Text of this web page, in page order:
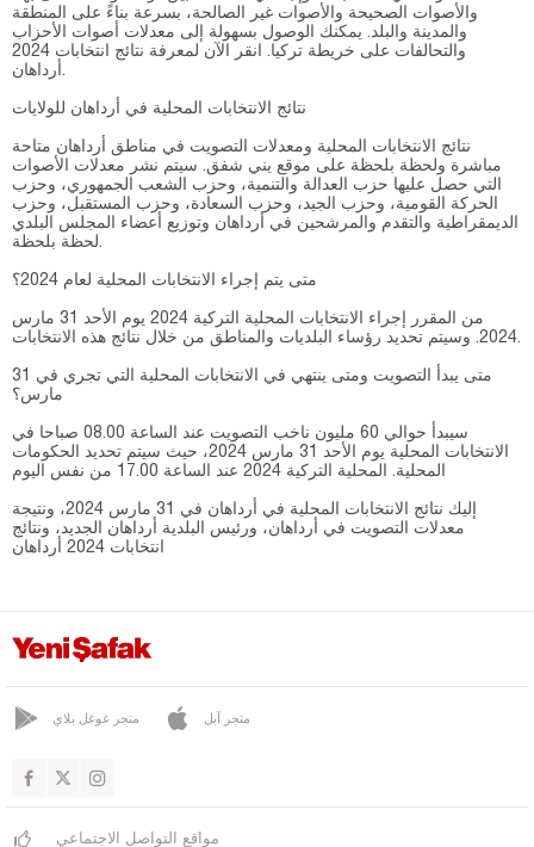
والأصوات الصحيحة والأصوات غير الصالحة، بسرعة بناءً على المنطقة
والمدينة والبلد. يمكنك الوصول بسهولة إلى معدلات أصوات الأحزاب
والتحالفات على خريطة تركيا. انقر الآن لمعرفة نتائج انتخابات 2024
نتائج الانتخابات المحلية في أرداهان للولايات
نتائج الانتخابات المحلية ومعدلات التصويت في مناطق أرداهان متاحة
مباشرة ولحظة بلحظة على موقع يني شفق. سيتم نشر معدلات الأصوات
التي حصل عليها حزب العدالة والتنمية، وحزب الشعب الجمهوري، وحزب
الحركة القومية، وحزب الجيد، وحزب السعادة، وحزب المستقبل، وحزب
الديمقراطية والتقدم والمرشحين في أرداهان وتوزيع أعضاء المجلس البلدي
متى يتم إجراء الانتخابات المحلية لعام 2024؟
من المقرر إجراء الانتخابات المحلية التركية 2024 يوم الأحد 31 مارس
متى يبدأ التصويت ومتى ينتهي في الانتخابات المحلية التي تجري في 31
مارس؟
سيبدأ حوالي 60 مليون ناخب التصويت عند الساعة 08.00 صباحا في
الانتخابات المحلية يوم الأحد 31 مارس 2024، حيث سيتم تحديد الحكومات
المحلية. المحلية التركية 2024 عند الساعة 17.00 من نفس اليوم
إليك نتائج الانتخابات المحلية في أرداهان في 31 مارس 2024، ونتيجة
معدلات التصويت في أرداهان، ورئيس البلدية أرداهان الجديد، ونتائج
انتخابات 2024 أرداهان
متجر غوغل بلاي متجر آبل
مواقع التواصل الاجتماعي